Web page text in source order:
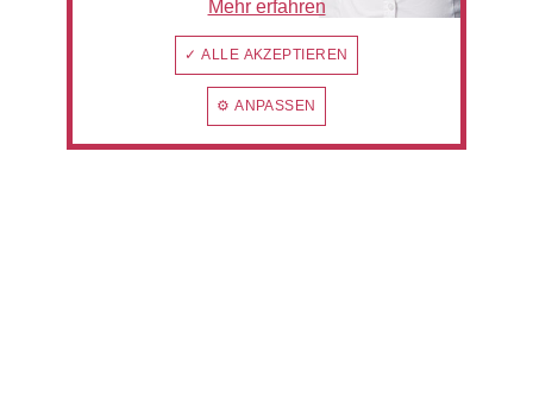
Handwerk Sport & Freizeit
Mehr erfahren
✓ ALLE AKZEPTIEREN
⚙ ANPASSEN